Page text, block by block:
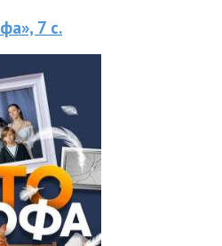
7 с.